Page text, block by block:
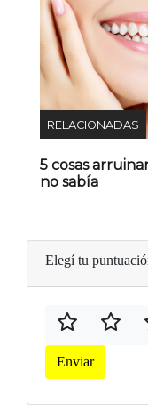
RELACIONADAS
5 cosas
no sabía
Elegí tu
Enviar